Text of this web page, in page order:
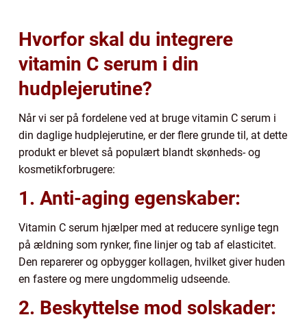
Hvorfor skal du integrere
vitamin C serum i din
hudplejerutine?
Når vi ser på fordelene ved at bruge vitamin C serum i
din daglige hudplejerutine, er der flere grunde til, at dette
produkt er blevet så populært blandt skønheds- og
kosmetikforbrugere:
1. Anti-aging egenskaber:
Vitamin C serum hjælper med at reducere synlige tegn
på ældning som rynker, fine linjer og tab af elasticitet.
Den reparerer og opbygger kollagen, hvilket giver huden
en fastere og mere ungdommelig udseende.
2. Beskyttelse mod solskader: